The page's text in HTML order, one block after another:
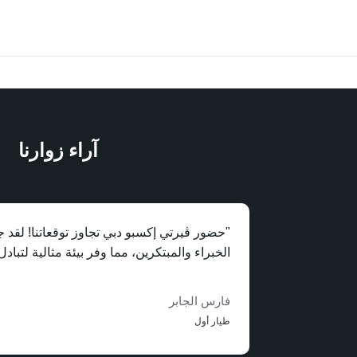
آراء زوارنا
"حضور ڤيرتي إكسبو دبي تجاوز توقعاتنا! لقد
الخبراء والمبتكرين، مما وفر بيئة مثالية
فارس الجابر
طيار أول